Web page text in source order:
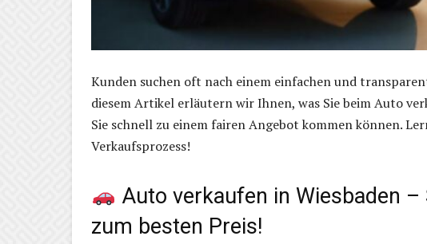
Kunden suchen oft nach einem einfachen und
diesem Artikel erläutern wir Ihnen, was Sie beim Auto
Sie schnell zu einem fairen Angebot kommen können.
Verkaufsprozess!
Auto verkaufen in Wiesbaden
zum besten Preis!